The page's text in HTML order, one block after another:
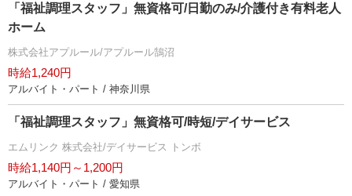
「福祉調理スタッフ」無資格可/日勤のみ/介護付き有料老人
ホーム
株式会社アプルール/アプルール鵠沼
時給1,240円
アルバイト・パート / 神奈川県
「福祉調理スタッフ」無資格可/時短/デイサービス
エムリンク 株式会社/デイサービス トンボ
時給1,140円～1,200円
アルバイト・パート / 愛知県